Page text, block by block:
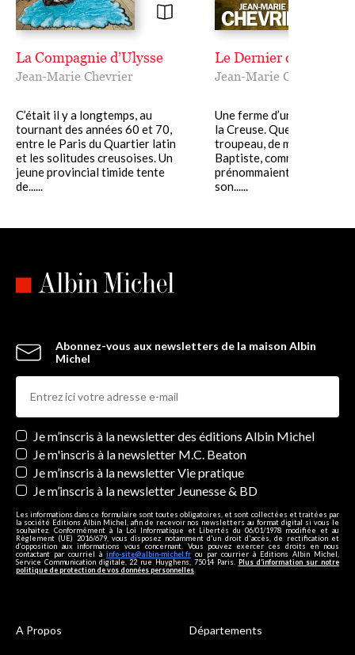
La Compagnie d’Ulysse
Jean-Marie Chevrier
C’était il y a longtemps, au
tournant des années 60 et 70,
entre le Paris du Quartier latin
et les solitudes creusoises. Un
jeune provincial timide tente
de......
Le Dernier des
Jean-Marie Chevrier
Une ferme d’un autre
la Creuse. Quelques
troupeau, de modestes
Baptiste, comme se
prénommaient son grand-
son......
Abonnez-vous aux newsletters de la maison Albin
Michel
Newsletters
Je m’inscris à la newsletter des éditions Albin Michel
Je m'inscris à la newsletter M.C. Beaton
Je m’inscris à la newsletter Vie pratique
Je m’inscris à la newsletter Jeunesse & BD
Les informations dans ce formulaire sont toutes obligatoires, et sont collectées et traitées par
la société Editions Albin Michel, afin de recevoir nos newsletters au format digital si vous le
souhaitez. Conformément à la Loi Informatique et Libertés du 06/01/1978 modifiée et au
Règlement (UE) 2016/679, vous disposez notamment d'un droit d'accès, de rectification et
d’opposition aux informations vous concernant. Vous pouvez exercer ces droits en nous
contactant par courriel à info-site@albin-michel.fr ou par courrier à Editions Albin Michel,
Service Communication digitale, 22 rue Huyghens, 75014 Paris. Plus d’information sur notre
politique de protection de vos données personnelles
A Propos Départements